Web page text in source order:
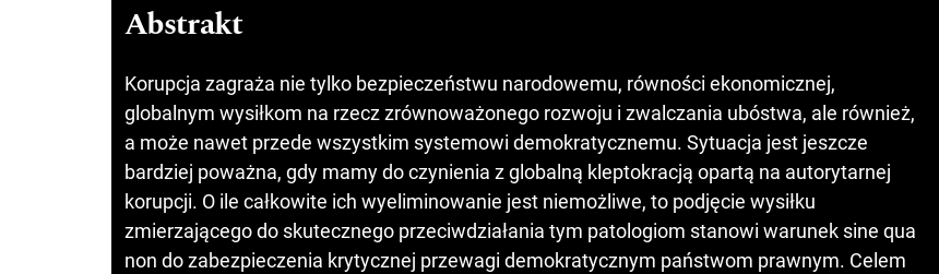
Abstrakt
Korupcja zagraża nie tylko bezpieczeństwu narodowemu, równości ekonomicznej,
globalnym wysiłkom na rzecz zrównoważonego rozwoju i zwalczania ubóstwa, ale również,
a może nawet przede wszystkim systemowi demokratycznemu. Sytuacja jest jeszcze
bardziej poważna, gdy mamy do czynienia z globalną kleptokracją opartą na autorytarnej
korupcji. O ile całkowite ich wyeliminowanie jest niemożliwe, to podjęcie wysiłku
zmierzającego do skutecznego przeciwdziałania tym patologiom stanowi warunek sine qua
non do zabezpieczenia krytycznej przewagi demokratycznym państwom prawnym. Celem